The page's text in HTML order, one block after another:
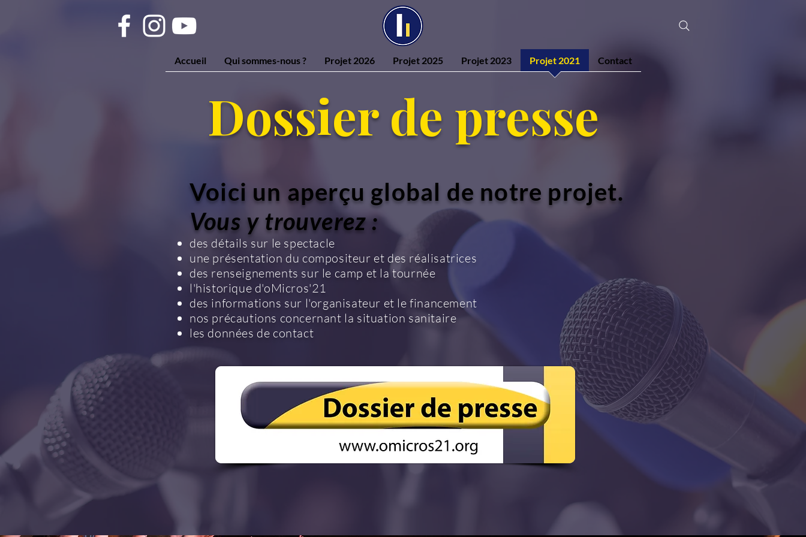
Accueil Qui sommes-nous ? Projet 2026 Projet 2025 Projet 2023 Projet 2021 Contact
Dossier de presse
Voici un aperçu global de notre projet.
Vous y trouverez :
des détails sur le spectacle
une présentation du compositeur et des réalisatrices
des renseignements sur le camp et la tournée
l'historique d'oMicros'21
des informations sur l'organisateur et le financement
nos précautions concernant la situation sanitaire
les données de contact